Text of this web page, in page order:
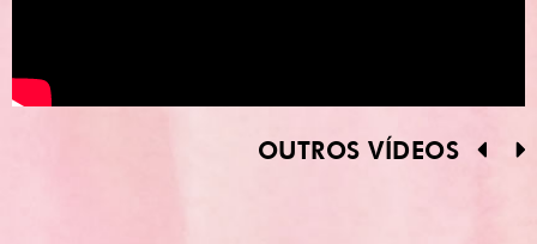
OUTROS VÍDEOS